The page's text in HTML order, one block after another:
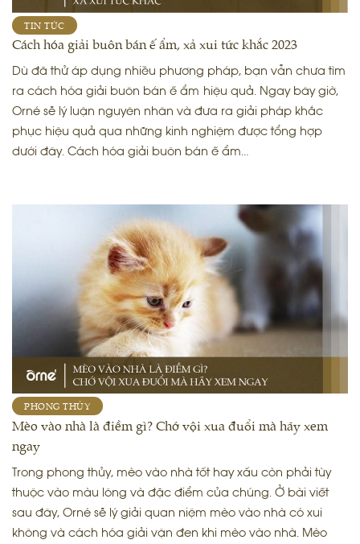
TIN TỨC
Cách hóa giải buôn bán ế ẩm, xả xui tức khắc 2023
Dù đã thử áp dụng nhiều phương pháp, bạn vẫn chưa tìm
ra cách hóa giải buôn bán ế ẩm hiệu quả. Ngay bây giờ,
Orné sẽ lý luận nguyên nhân và đưa ra giải pháp khắc
phục hiệu quả qua những kinh nghiệm được tổng hợp
dưới đây. Cách hóa giải buôn bán ế ẩm…
PHONG THỦY
Mèo vào nhà là điềm gì? Chớ vội xua đuổi mà hãy xem
ngay
Trong phong thủy, mèo vào nhà tốt hay xấu còn phải tùy
thuộc vào màu lông và đặc điểm của chúng. Ở bài viết
sau đây, Orné sẽ lý giải quan niệm mèo vào nhà có xui
không và cách hóa giải vận đen khi mèo vào nhà. Mèo